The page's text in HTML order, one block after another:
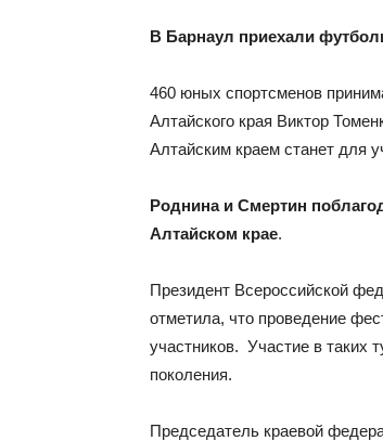
В Барнаул приехали
460 юных спортсменов
Алтайского края Виктор
Алтайским краем станет для
Роднина и Смертин
Алтайском крае.
Президент Всероссийской
отметила, что проведение
участников. Участие в таких
поколения.
Председатель краевой